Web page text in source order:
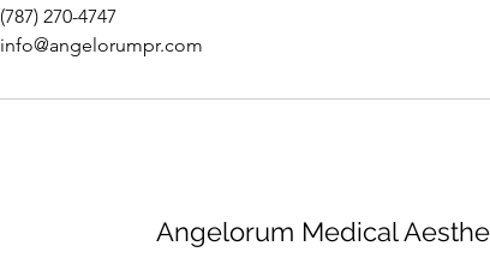
(787) 270-4747
info@angelorumpr.com
Angelorum Medical